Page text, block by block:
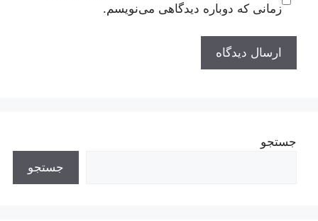
زمانی که دوباره دیدگاهی می‌نویسم.
جستجو
جستجو